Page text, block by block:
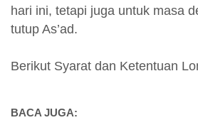
hari ini, tetapi juga untuk masa
tutup As’ad.
Berikut Syarat dan Ketentuan
BACA JUGA: